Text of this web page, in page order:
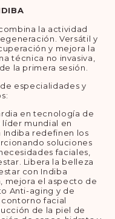
la actividad
Versátil y
y mejora la
técnica no invasiva,
la primera sesión.
especialidades y
en tecnología de
líder mundial en
Indiba redefinen los
soluciones
faciales,
Libera la belleza
con Indiba
mejora el aspecto de
Anti-aging y de
facial
de la piel de